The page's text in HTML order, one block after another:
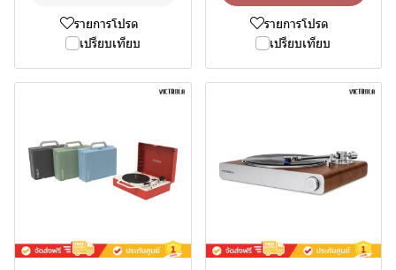
รายการโปรด
เปรียบเทียบ
รายการโปรด
เปรียบเทียบ